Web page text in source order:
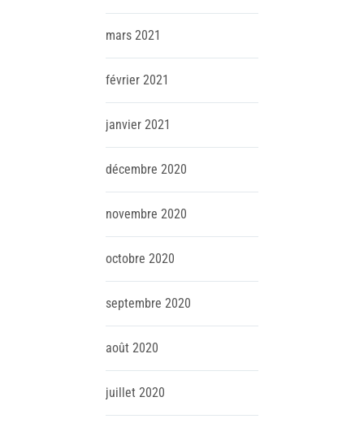
mars 2021
février 2021
janvier 2021
décembre 2020
novembre 2020
octobre 2020
septembre 2020
août 2020
juillet 2020